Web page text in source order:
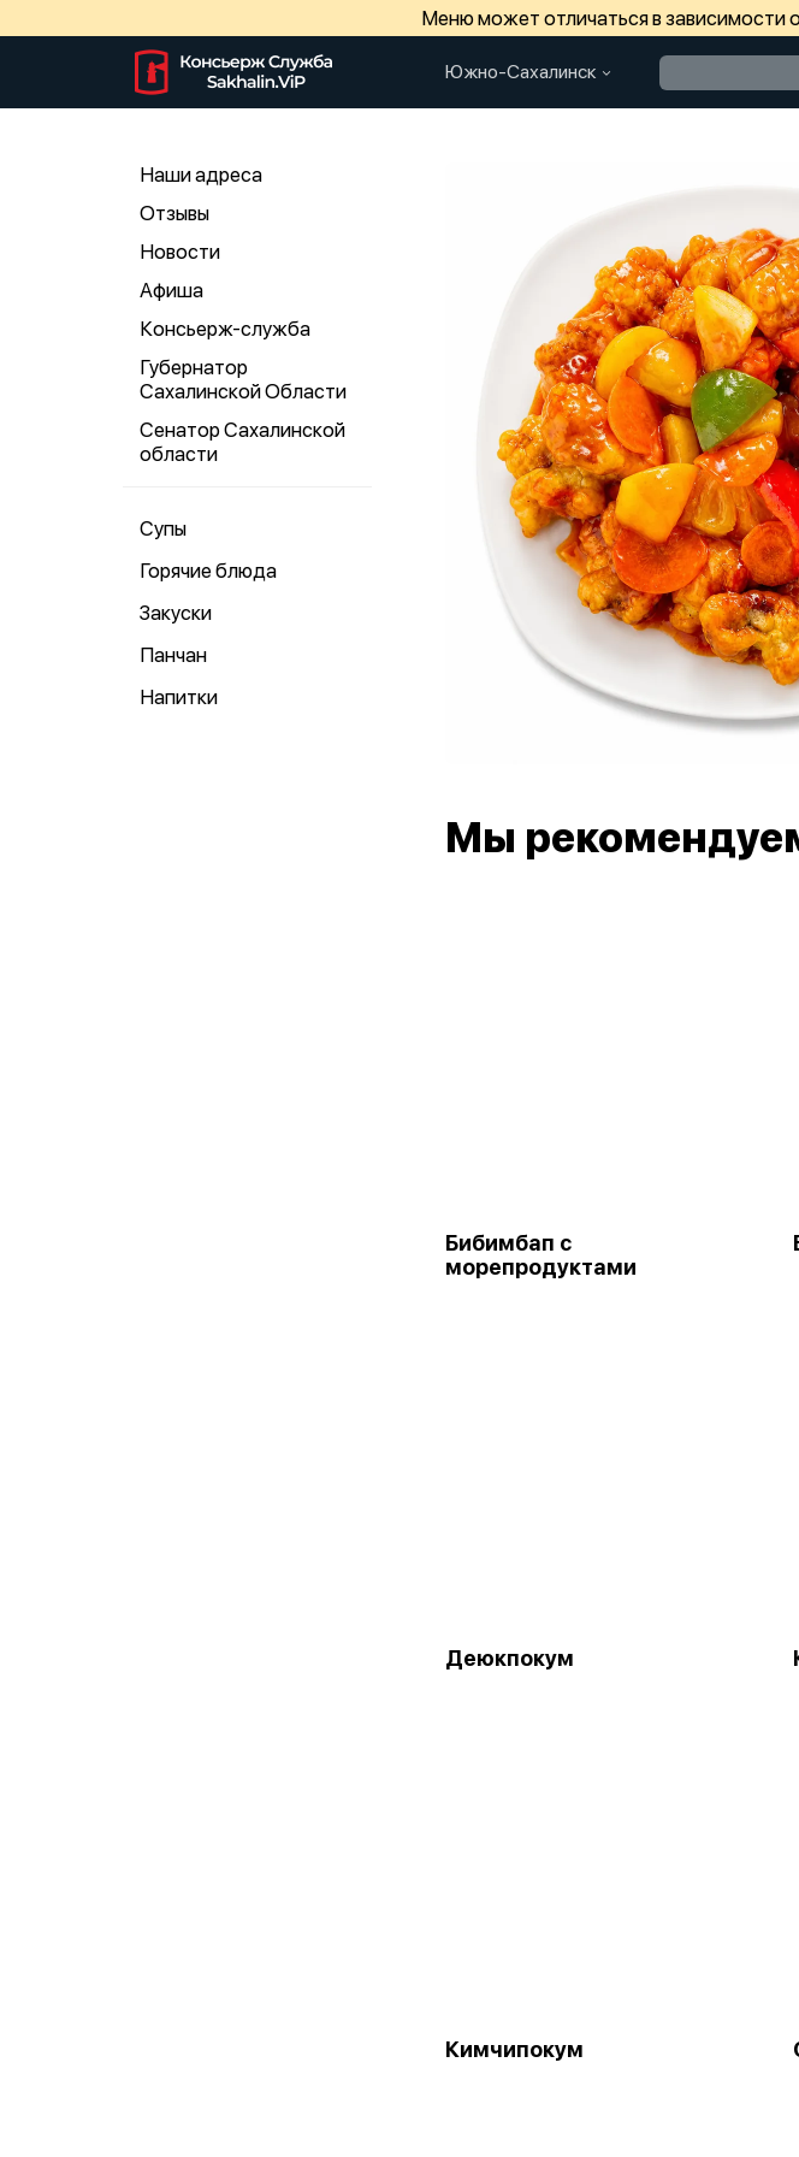
Меню может отличаться в зависимости
Южно-Сахалинск
Наши адреса
Отзывы
Новости
Афиша
Консьерж-служба
Губернатор
Сахалинской Области
Сенатор Сахалинской
области
Супы
Горячие блюда
Закуски
Панчан
Напитки
Мы
Бибимбап с
морепродуктами
Деюкпокум
Кимчипокум